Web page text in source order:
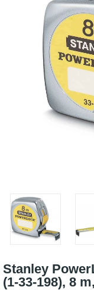
Stanley
(1-33-198), 8